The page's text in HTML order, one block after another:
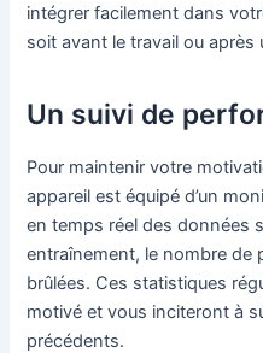
intégrer facilement dans
soit avant le travail ou après
Un suivi de
Pour maintenir votre
appareil est équipé d’un
en temps réel des données
entraînement, le nombre de
brûlées. Ces statistiques
motivé et vous inciteront à
précédents.